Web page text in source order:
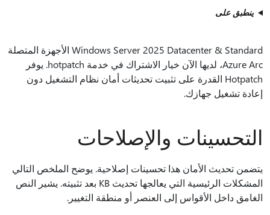
ينطبق على
Windows Server 2025 Datacenter & Standard الأجهزة المتصلة
Azure Arc، لديها الآن خيار الاشتراك في خدمة hotpatch. يوفر
Hotpatch القدرة على تثبيت تحديثات أمان نظام التشغيل دون
إعادة تشغيل جهازك.
التحسينات والإصلاحات
يتضمن تحديث الأمان هذا تحسينات إصلاحية. يوضح الملخص التالي
المشكلات الرئيسية التي يعالجها تحديث KB بعد تثبيته. يشير النص
الغامق داخل الأقواس إلى العنصر أو منطقة التغيير.